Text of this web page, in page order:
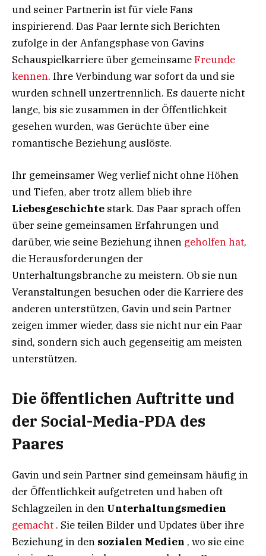
und seiner Partnerin ist für viele Fans
inspirierend. Das Paar lernte sich Berichten
zufolge in der Anfangsphase von Gavins
Schauspielkarriere über gemeinsameFreunde
kennen. Ihre Verbindung war sofort da und sie
wurden schnell unzertrennlich. Es dauerte nicht
lange, bis sie zusammen in der Öffentlichkeit
gesehen wurden, was Gerüchte über eine
romantische Beziehung auslöste.
Ihr gemeinsamer Weg verlief nicht ohne Höhen
und Tiefen, aber trotz allem blieb ihre
Liebesgeschichte stark. Das Paar sprach offen
über seine gemeinsamen Erfahrungen und
darüber, wie seine Beziehung ihnen geholfen hat,
die Herausforderungen der
Unterhaltungsbranche zu meistern. Ob sie nun
Veranstaltungen besuchen oder die Karriere des
anderen unterstützen, Gavin und sein Partner
zeigen immer wieder, dass sie nicht nur ein Paar
sind, sondern sich auch gegenseitig am meisten
unterstützen.
Die öffentlichen Auftritte und
der Social-Media-PDA des
Paares
Gavin und sein Partner sind gemeinsam häufig in
der Öffentlichkeit aufgetreten und haben oft
Schlagzeilen in den Unterhaltungsmedien
gemacht . Sie teilen Bilder und Updates über ihre
Beziehung in den sozialen Medien , wo sie eine